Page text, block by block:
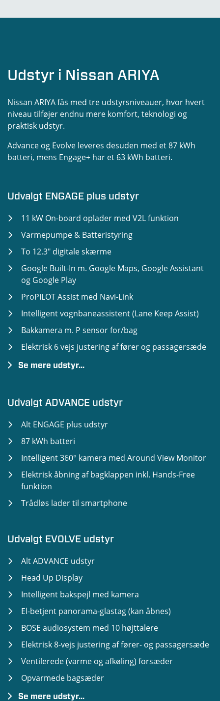
Udstyr i Nissan ARIYA
Nissan ARIYA fås med tre udstyrsniveauer, hvor hvert
niveau tilføjer endnu mere komfort, teknologi og
praktisk udstyr.
Advance og Evolve leveres desuden med et 87 kWh
batteri, mens Engage+ har et 63 kWh batteri.
Udvalgt ENGAGE plus udstyr
11 kW On-board oplader med V2L funktion
Varmepumpe & Batteristyring
To 12.3" digitale skærme
Google Built-In m. Google Maps, Google Assistant
og Google Play
ProPILOT Assist med Navi-Link
Intelligent vognbaneassistent (Lane Keep Assist)
Bakkamera m. P sensor for/bag
Elektrisk 6 vejs justering af fører og passagersæde
Se mere udstyr...
Mørktonede ruder
Udvalgt ADVANCE udstyr
Alt ENGAGE plus udstyr
87 kWh batteri
Intelligent 360° kamera med Around View Monitor
Elektrisk åbning af bagklappen inkl. Hands-Free
funktion
Trådløs lader til smartphone
Udvalgt EVOLVE udstyr
Alt ADVANCE udstyr
Head Up Display
Intelligent bakspejl med kamera
El-betjent panorama-glastag (kan åbnes)
BOSE audiosystem med 10 højttalere
Elektrisk 8-vejs justering af fører- og passagersæde
Ventilerede (varme og afkøling) forsæder
Opvarmede bagsæder
Se mere udstyr...